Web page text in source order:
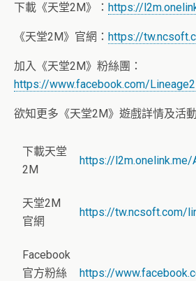
下載《天堂2M》： https://
《天堂2M》官網： https://
加入《天堂2M》粉絲團：
https://www.facebook.com/
欲知更多《天堂2M》遊戲詳情及活
下載天堂
2M
https://
天堂2M
官網
https://tw.ncsoft.com/
Facebook
官方粉絲
https://